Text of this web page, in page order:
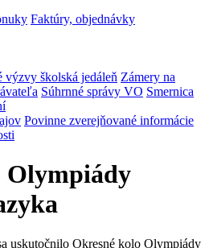
Faktúry, objednávky
výzvy školská jedáleň Zámery na
Súhrnné správy VO Smernica
Povinne zverejňované informácie
Olympiády
uskutočnilo Okresné kolo Olympiády